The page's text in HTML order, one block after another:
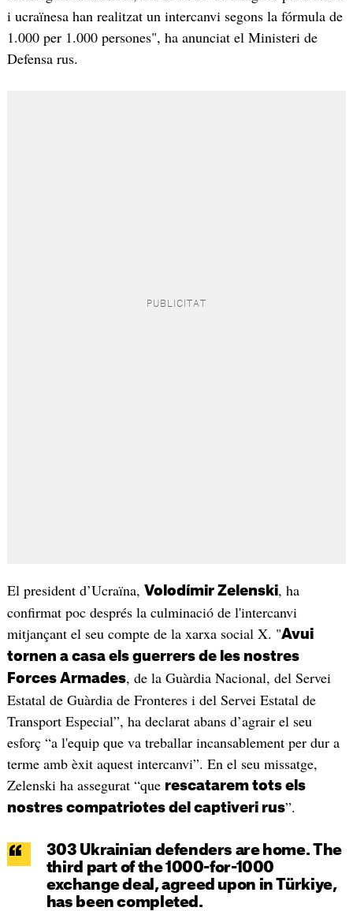
i ucraïnesa han realitzat un intercanvi segons la fórmula de
1.000 per 1.000 persones", ha anunciat el Ministeri de
Defensa rus.
El president d’Ucraïna, Volodímir Zelenski, ha
confirmat poc després la culminació de l'intercanvi
mitjançant el seu compte de la xarxa social X. "Avui
tornen a casa els guerrers de les nostres
Forces Armades, de la Guàrdia Nacional, del Servei
Estatal de Guàrdia de Fronteres i del Servei Estatal de
Transport Especial”, ha declarat abans d’agrair el seu
esforç “a l'equip que va treballar incansablement per dur a
terme amb èxit aquest intercanvi”. En el seu missatge,
Zelenski ha assegurat “que rescatarem tots els
nostres compatriotes del captiveri rus”.
303 Ukrainian defenders are home. The
third part of the 1000-for-1000
exchange deal, agreed upon in Türkiye,
has been completed.